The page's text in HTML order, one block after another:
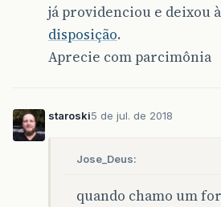
já providenciou e deixou
disposição.
Aprecie com parcimônia
staroski5 de jul. de 2018
Jose_Deus:
quando chamo um